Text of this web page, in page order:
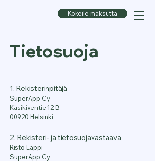
Kokeile maksutta
Tietosuoja
1. Rekisterinpitäjä
SuperApp Oy
Käsikiventie 12 B
00920 Helsinki
2. Rekisteri- ja tietosuojavastaava
Risto Lappi
SuperApp Oy